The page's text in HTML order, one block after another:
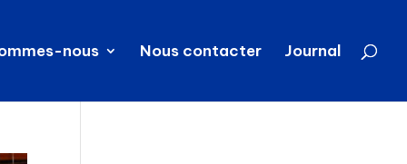
nous Nous contacter Journal